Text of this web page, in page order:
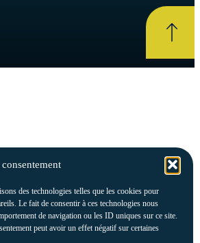
des technologies telles que les cookies pour
Le fait de consentir à ces technologies nous
de navigation ou les ID uniques sur ce site.
peut avoir un effet négatif sur certaines